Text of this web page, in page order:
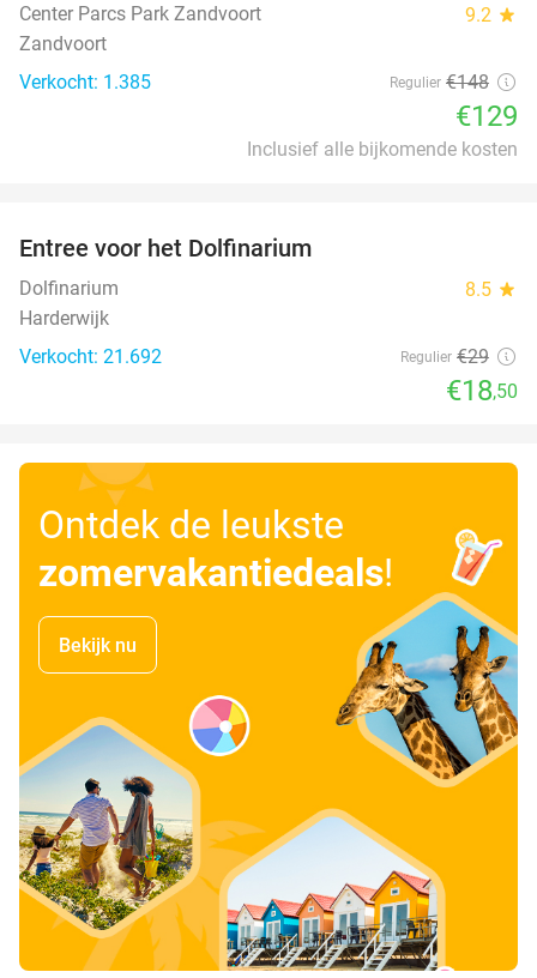
Center Parcs Park Zandvoort 9.2 star
Zandvoort
Verkocht: 1.385
Regulier €148
€129
Inclusief alle bijkomende kosten
Entree voor het Dolfinarium
Dolfinarium 8.5 star
Harderwijk
Verkocht: 21.692
Regulier €29
€18,50
Ontdek de leukste
zomervakantiedeals!
Bekijk nu